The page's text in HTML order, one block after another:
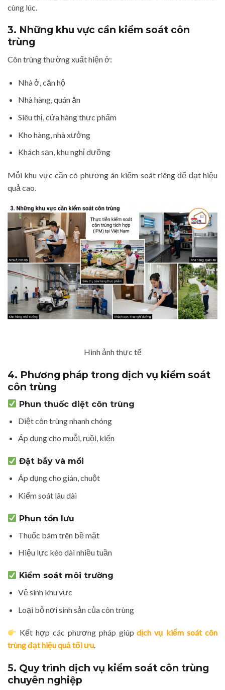
cùng lúc.
3. Những khu vực cần kiểm soát côn
trùng
Côn trùng thường xuất hiện ở:
Nhà ở, căn hộ
Nhà hàng, quán ăn
Siêu thị, cửa hàng thực phẩm
Kho hàng, nhà xưởng
Khách sạn, khu nghỉ dưỡng
Mỗi khu vực cần có phương án kiểm soát riêng để đạt hiệu
quả cao.
Hình ảnh thực tế
4. Phương pháp trong dịch vụ kiểm soát
côn trùng
Phun thuốc diệt côn trùng
Diệt côn trùng nhanh chóng
Áp dụng cho muỗi, ruồi, kiến
Đặt bẫy và mồi
Áp dụng cho gián, chuột
Kiểm soát lâu dài
Phun tồn lưu
Thuốc bám trên bề mặt
Hiệu lực kéo dài nhiều tuần
Kiểm soát môi trường
Vệ sinh khu vực
Loại bỏ nơi sinh sản của côn trùng
Kết hợp các phương pháp giúpdịch vụ kiểm soát côn
trùng đạt hiệu quả tối ưu.
5. Quy trình dịch vụ kiểm soát côn trùng
chuyên nghiệp